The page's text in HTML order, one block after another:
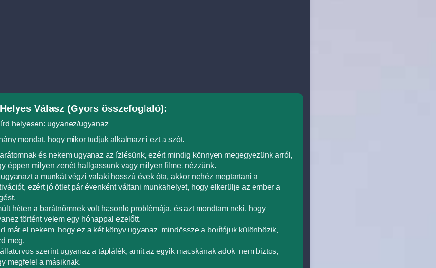
Válasz (Gyors összefoglaló):
helyesen: ugyanez/ugyanaz
mondat, hogy mikor tudjuk alkalmazni ezt a szót.
és nekem ugyanaz az ízlésünk, ezért mindig könnyen megegyezünk arról,
éppen milyen zenét hallgassunk vagy milyen filmet nézzünk.
a munkát végzi valaki hosszú évek óta, akkor nehéz megtartani a
ezért jó ötlet pár évenként váltani munkahelyet, hogy elkerülje az ember a
héten a barátnőmnek volt hasonló problémája, és azt mondtam neki, hogy
történt velem egy hónappal ezelőtt.
már el nekem, hogy ez a két könyv ugyanaz, mindössze a borítójuk különbözik,
meg.
szerint ugyanaz a táplálék, amit az egyik macskának adok, nem biztos,
megfelel a másiknak.